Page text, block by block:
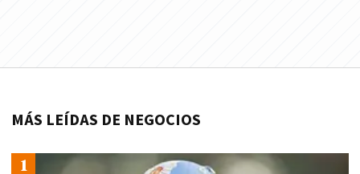
MÁS LEÍDAS DE NEGOCIOS